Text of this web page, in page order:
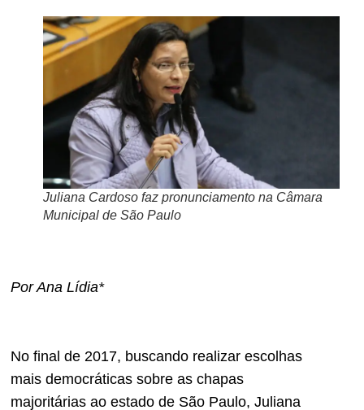
Juliana Cardoso faz pronunciamento na Câmara
Municipal de São Paulo
Por Ana Lídia*
No final de 2017, buscando realizar escolhas
mais democráticas sobre as chapas
majoritárias ao estado de São Paulo, Juliana